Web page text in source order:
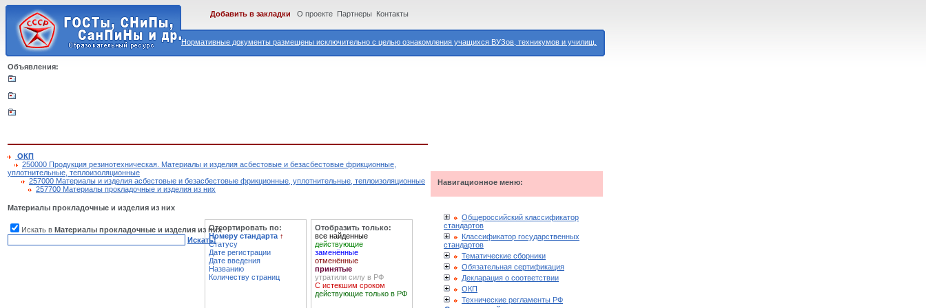
Нормативные документы размещены исключительно с целью ознакомления учащихся ВУЗов, техникумов и училищ.
Добавить в закладки О проекте Партнеры Контакты
Объявления:
ОКП
250000 Продукция резинотехническая. Материалы и изделия асбестовые и безасбестовые фрикционные,
уплотнительные, теплоизоляционные
257000 Материалы и изделия асбестовые и безасбестовые фрикционные, уплотнительные, теплоизоляционные
257700 Материалы прокладочные и изделия из них
Материалы прокладочные и изделия из них
Искать в Материалы прокладочные и изделия из них
Искать!
Отсортировать по:
Номеру стандарта ↑
Статусу
Дате регистрации
Дате введения
Названию
Количеству страниц
Отобразить только:
все найденные
действующие
заменённые
отменённые
принятые
утратили силу в РФ
С истекшим сроком
действующие только в РФ
Навигационное меню:
Общероссийский классификатор
стандартов
Классификатор государственных
стандартов
Тематические сборники
Обязательная сертификация
Декларация о соответствии
ОКП
Технические регламенты РФ